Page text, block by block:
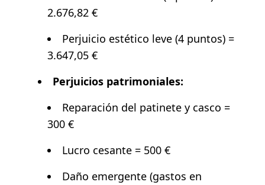
2.676,82 €
Perjuicio estético leve (4 puntos) =
3.647,05 €
Perjuicios patrimoniales:
Reparación del patinete y casco =
300 €
Lucro cesante = 500 €
Daño emergente (gastos en